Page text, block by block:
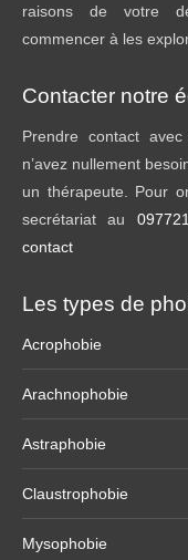
raisons de votre
commencer à les
Contacter notre
Prendre contact
n’avez nullement
un thérapeute. Pour
secrétariat au
contact
Les types de
Acrophobie
Arachnophobie
Astraphobie
Claustrophobie
Mysophobie